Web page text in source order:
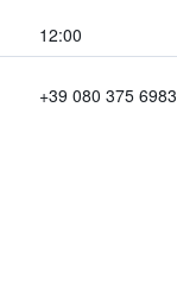
12:00
+39 080 375 6983